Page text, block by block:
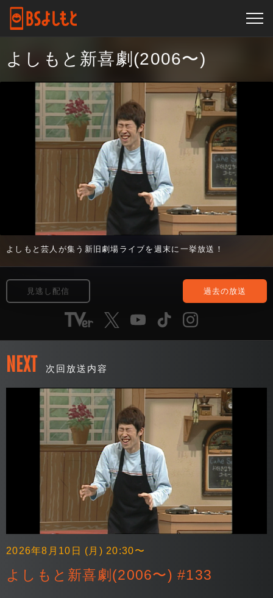
よしもと新喜劇(2006〜)
よしもと芸人が集う新旧劇場ライブを週末に一挙放送！
見逃し配信 過去の放送
NEXT 次回放送内容
2026年8月10日 (月) 20:30〜
よしもと新喜劇(2006〜) #133